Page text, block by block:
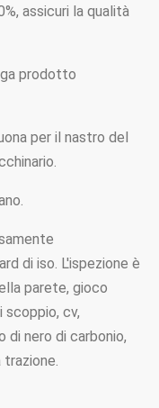
assicuri la qualità
prodotto
per il nastro del
di iso. L'ispezione è
parete, gioco
cv,
di nero di carbonio,